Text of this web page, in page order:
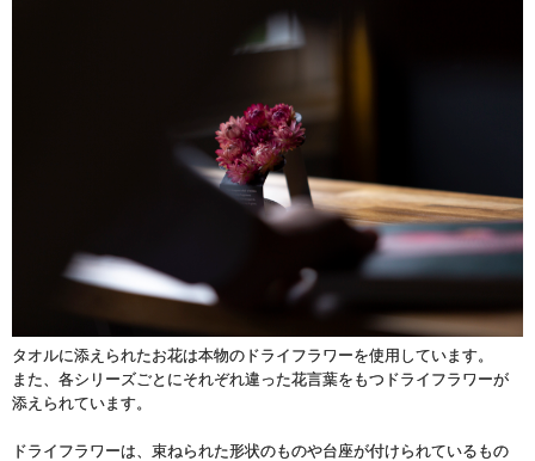
タオルに添えられたお花は本物のドライフラワーを使用しています。
また、各シリーズごとにそれぞれ違った花言葉をもつドライフラワーが
添えられています。
ドライフラワーは、束ねられた形状のものや台座が付けられているもの